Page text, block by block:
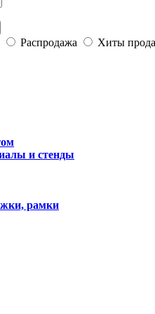
Распродажа
Хиты
и стенды
рамки